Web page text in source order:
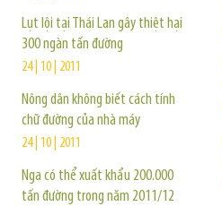
Lụt lội tại Thái Lan gây thiệt hại
300 ngàn tấn đường
24 | 10 | 2011
Nông dân không biết cách tính
chữ đường của nhà máy
24 | 10 | 2011
Nga có thể xuất khẩu 200.000
tấn đường trong năm 2011/12